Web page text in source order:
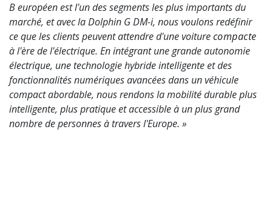
B européen est l'un des segments les plus importants du
marché, et avec la Dolphin G DM-i, nous voulons redéfinir
ce que les clients peuvent attendre d'une voiturecompacte
à l'ère de l'électrique. En intégrant une grande autonomie
électrique, une technologie hybride intelligente et des
fonctionnalités numériques avancées dans un véhicule
compact abordable, nous rendons la mobilité durable plus
intelligente, plus pratique et accessible à un plus grand
nombre de personnes à travers l'Europe. »